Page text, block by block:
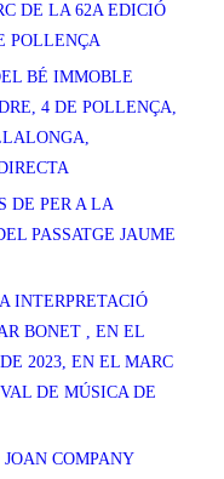
DE LA 62A EDICIÓ
POLLENÇA
BÉ IMMOBLE
4 DE POLLENÇA,
DE PER A LA
PASSATGE JAUME
INTERPRETACIÓ
BONET , EN EL
2023, EN EL MARC
DE MÚSICA DE
COMPANY